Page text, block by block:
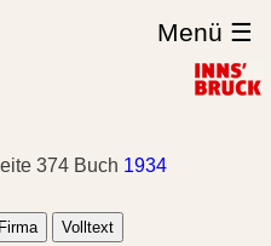
Menü ☰
374 Buch 1934
Firma Volltext